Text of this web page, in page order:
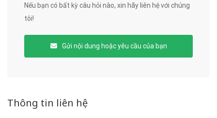
Nếu bạn có bất kỳ câu hỏi nào, xin hãy liên hệ với chúng
tôi!
Gửi nội dung hoặc yêu cầu của bạn
Thông tin liên hệ